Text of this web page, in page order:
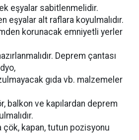
eşyalar sabitlenmelidir.
eşyalar alt raflara koyulmalıdır.
korunacak emniyetli yerler
Deprem çantası
gıda vb. malzemeler
balkon ve kapılardan deprem
çök, kapan, tutun pozisyonu